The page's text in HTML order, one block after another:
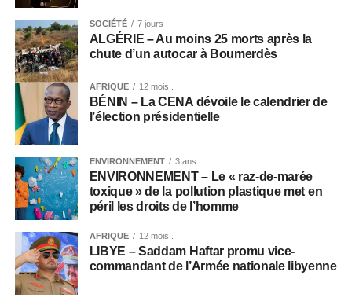
SOCIÉTÉ 7 jours .
ALGÉRIE – Au moins 25 morts après la
chute d’un autocar à Boumerdès
AFRIQUE 12 mois .
BÉNIN – La CENA dévoile le calendrier de
l’élection présidentielle
ENVIRONNEMENT 3 ans .
ENVIRONNEMENT – Le « raz-de-marée
toxique » de la pollution plastique met en
péril les droits de l’homme
AFRIQUE 12 mois .
LIBYE – Saddam Haftar promu vice-
commandant de l’Armée nationale libyenne